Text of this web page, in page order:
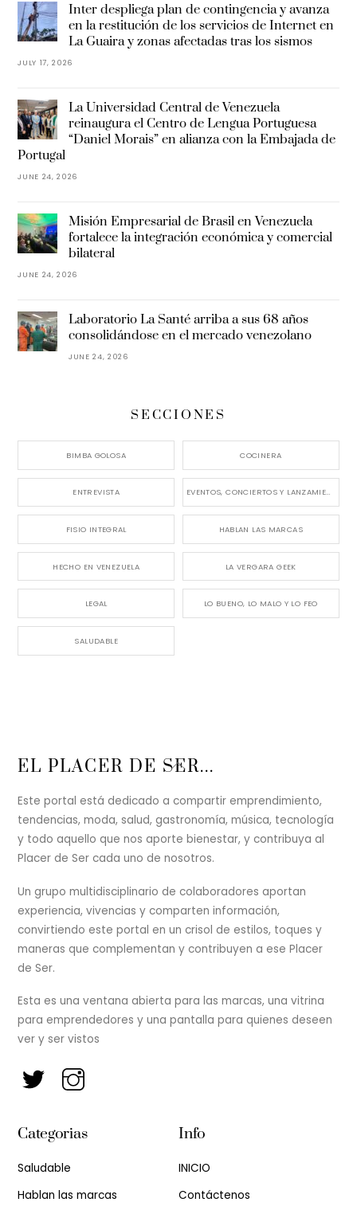
Inter despliega plan de contingencia y avanza
en la restitución de los servicios de Internet en
La Guaira y zonas afectadas tras los sismos
JULY 17, 2026
La Universidad Central de Venezuela
reinaugura el Centro de Lengua Portuguesa
“Daniel Morais” en alianza con la Embajada de
Portugal
JUNE 24, 2026
Misión Empresarial de Brasil en Venezuela
fortalece la integración económica y comercial
bilateral
JUNE 24, 2026
Laboratorio La Santé arriba a sus 68 años
consolidándose en el mercado venezolano
JUNE 24, 2026
SECCIONES
BIMBA GOLOSA COCINERA
ENTREVISTA EVENTOS, CONCIERTOS Y LANZAMIENTOS
FISIO INTEGRAL HABLAN LAS MARCAS
HECHO EN VENEZUELA LA VERGARA GEEK
LEGAL LO BUENO, LO MALO Y LO FEO
SALUDABLE
Back
Top
EL PLACER DE SER...
Este portal está dedicado a compartir emprendimiento,
tendencias, moda, salud, gastronomía, música, tecnología
y todo aquello que nos aporte bienestar, y contribuya al
Placer de Ser cada uno de nosotros.
Un grupo multidisciplinario de colaboradores aportan
experiencia, vivencias y comparten información,
convirtiendo este portal en un crisol de estilos, toques y
maneras que complementan y contribuyen a ese Placer
de Ser.
Esta es una ventana abierta para las marcas, una vitrina
para emprendedores y una pantalla para quienes deseen
ver y ser vistos
Categorias
Saludable
Hablan las marcas
Info
INICIO
Contáctenos